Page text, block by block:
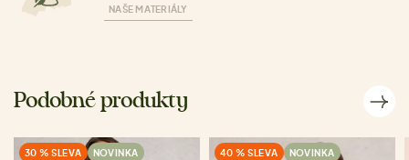
NAŠE MATERIÁLY
Podobné produkty
30 % SLEVA NOVINKA 40 % SLEVA NOVINKA